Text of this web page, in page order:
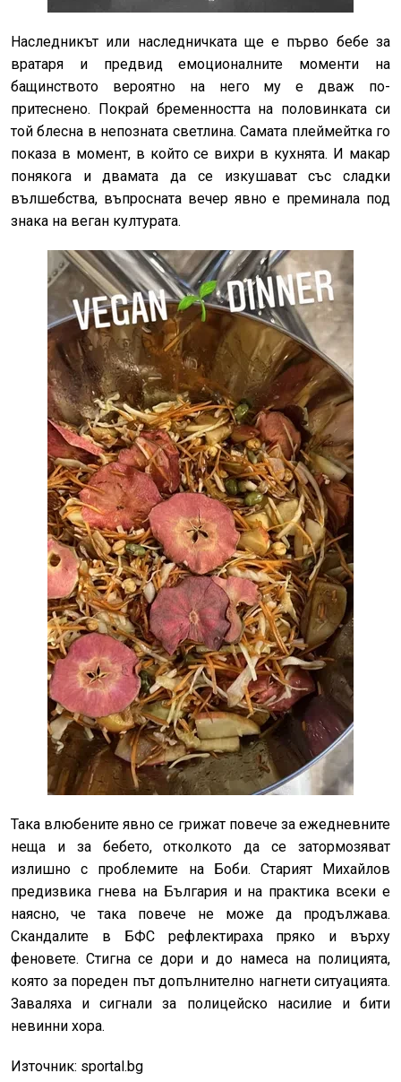
Наследникът или наследничката ще е първо бебе за
вратаря и предвид емоционалните моменти на
бащинството вероятно на него му е дваж по-
притеснено. Покрай бременността на половинката си
той блесна в непозната светлина. Самата плеймейтка го
показа в момент, в който се вихри в кухнята. И макар
понякога и двамата да се изкушават със сладки
вълшебства, въпросната вечер явно е преминала под
знака на веган културата.
Така влюбените явно се грижат повече за ежедневните
неща и за бебето, отколкото да се затормозяват
излишно с проблемите на Боби. Старият Михайлов
предизвика гнева на България и на практика всеки е
наясно, че така повече не може да продължава.
Скандалите в БФС рефлектираха пряко и върху
феновете. Стигна се дори и до намеса на полицията,
която за пореден път допълнително нагнети ситуацията.
Заваляха и сигнали за полицейско насилие и бити
невинни хора.
Източник: sportal.bg